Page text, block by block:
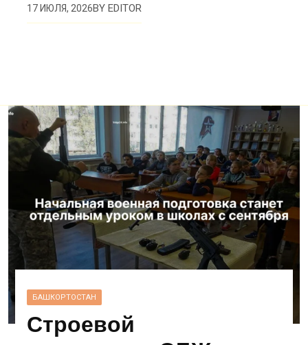
17 ИЮЛЯ, 2026BYEDITOR
БАШКОРТОСТАН
Строевой